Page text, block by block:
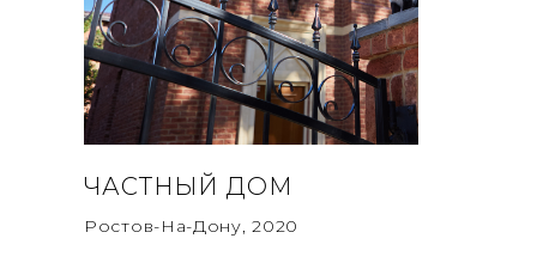
ЧАСТНЫЙ ДОМ
Ростов-На-Дону, 2020